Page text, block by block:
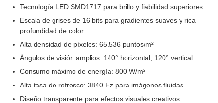
Tecnología LED SMD1717 para brillo y fiabilidad superiores
Escala de grises de 16 bits para gradientes suaves y rica
profundidad de color
Alta densidad de píxeles: 65.536 puntos/m²
Ángulos de visión amplios: 140° horizontal, 120° vertical
Consumo máximo de energía: 800 W/m²
Alta tasa de refresco: 3840 Hz para imágenes fluidas
Diseño transparente para efectos visuales creativos